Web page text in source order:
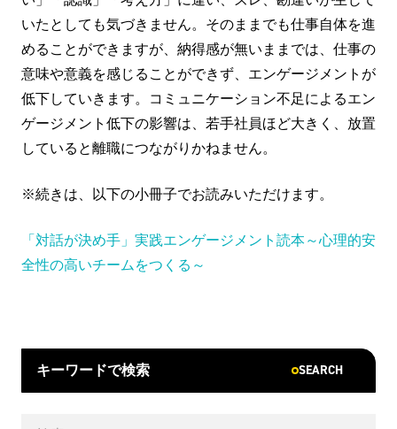
いたとしても気づきません。そのままでも仕事自体を進
めることができますが、納得感が無いままでは、仕事の
意味や意義を感じることができず、エンゲージメントが
低下していきます。コミュニケーション不足によるエン
ゲージメント低下の影響は、若手社員ほど大きく、放置
していると離職につながりかねません。
※続きは、以下の小冊子でお読みいただけます。
「対話が決め手」実践エンゲージメント読本～心理的安
全性の高いチームをつくる～
キーワードで検索 SEARCH